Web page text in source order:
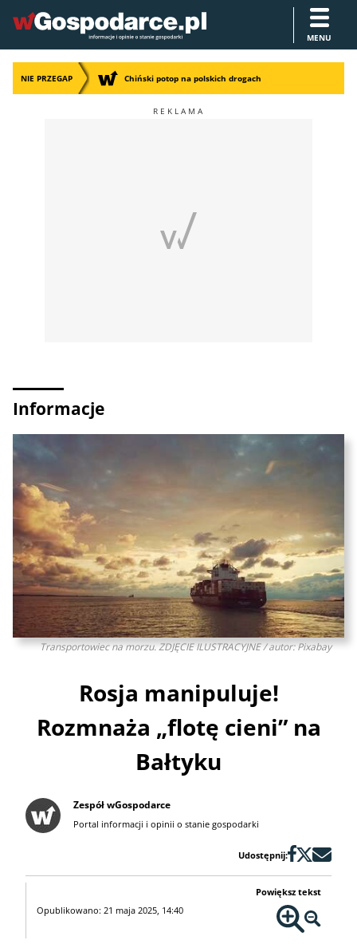
MENU
NIE PRZEGAP Chiński potop na polskich drogach
Informacje
Transportowiec na morzu. ZDJĘCIE ILUSTRACYJNE / autor: Pixabay
Rosja manipuluje!
Rozmnaża „flotę cieni” na
Bałtyku
Zespół wGospodarce
Portal informacji i opinii o stanie gospodarki
Udostępnij:
Opublikowano: 21 maja 2025, 14:40
Powiększ tekst